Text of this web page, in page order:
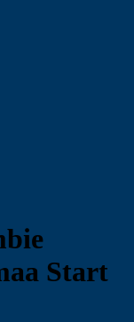
Start